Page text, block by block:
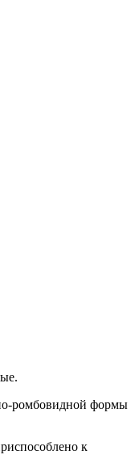
ромбовидной формы
к